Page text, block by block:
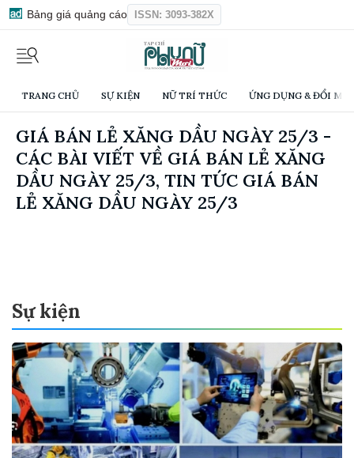
Bảng giá quảng cáo ISSN: 3093-382X
TRANG CHỦ SỰ KIỆN NỮ TRÍ THỨC ỨNG DỤNG & ĐỔI
GIÁ BÁN LẺ XĂNG DẦU NGÀY 25/3 -
CÁC BÀI VIẾT VỀ GIÁ BÁN LẺ XĂNG
DẦU NGÀY 25/3, TIN TỨC GIÁ BÁN
LẺ XĂNG DẦU NGÀY 25/3
Sự kiện